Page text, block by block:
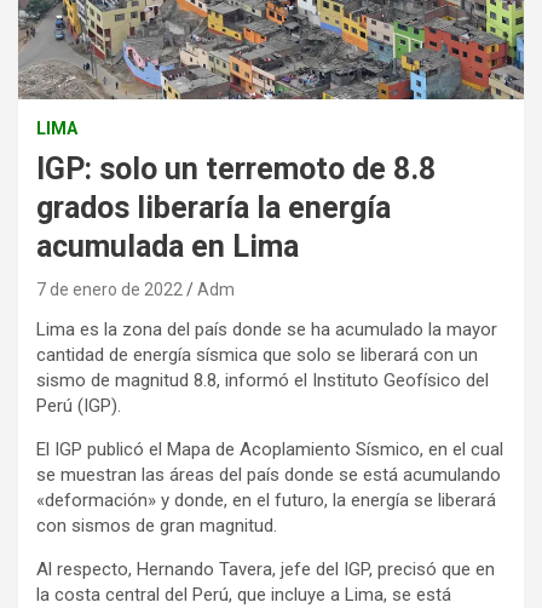
LIMA
IGP: solo un terremoto de 8.8
grados liberaría la energía
acumulada en Lima
7 de enero de 2022 Adm
Lima es la zona del país donde se ha acumulado la mayor
cantidad de energía sísmica que solo se liberará con un
sismo de magnitud 8.8, informó el Instituto Geofísico del
Perú (IGP).
El IGP publicó el Mapa de Acoplamiento Sísmico, en el cual
se muestran las áreas del país donde se está acumulando
«deformación» y donde, en el futuro, la energía se liberará
con sismos de gran magnitud.
Al respecto, Hernando Tavera, jefe del IGP, precisó que en
la costa central del Perú, que incluye a Lima, se está